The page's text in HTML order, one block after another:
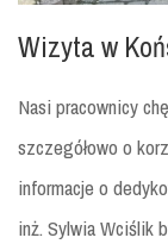
Wizyta w
Nasi pracownicy
szczegółowo o
informacje o
inż. Sylwia Wciślik